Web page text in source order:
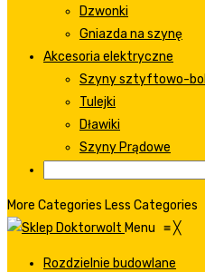
Dzwonki
Gniazda na szynę
Akcesoria elektryczne
Szyny sztyftowo-
Tulejki
Dławiki
Szyny Prądowe
More Categories Less Categories
Menu ≡╳
Rozdzielnie budowlane